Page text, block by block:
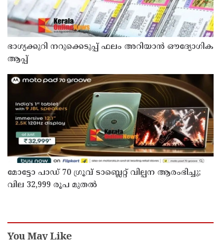
ഭാഗ്യക്കുറി നറുക്കെടുപ്പ് ഫലം അറിയാൻ ഔദ്യോഗിക
ആപ്പ്
മോട്ടോ പാഡ് 70 ഗ്രൂവ് ടാബ്ലെറ്റ് വില്പന ആരംഭിച്ചു;
വില 32,999 രൂപ മുതൽ
You May Like